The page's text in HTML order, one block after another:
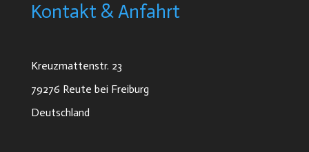
Kontakt & Anfahrt
Kreuzmattenstr. 23
79276 Reute bei Freiburg
Deutschland